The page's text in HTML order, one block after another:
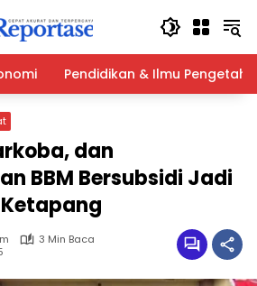
Pendidikan & Ilmu
dan
BBM Bersubsidi Jadi
3 Min Baca